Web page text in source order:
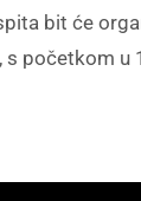
bit će
s početkom u